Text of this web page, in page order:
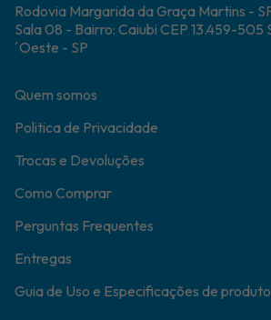
Rodovia Margarida da Graça Martins -
Sala 08 - Bairro: Caiubi CEP 13.459-505
´Oeste - SP
Quem somos
Politica de Privacidade
Trocas e Devoluções
Como Comprar
Perguntas Frequentes
Entregas
Guia de Uso e Especificações de